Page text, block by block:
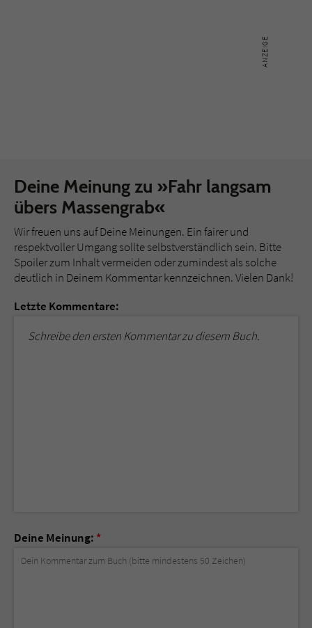
Deine Meinung zu »Fahr langsam
übers Massengrab«
Wir freuen uns auf Deine Meinungen. Ein fairer und
respektvoller Umgang sollte selbstverständlich sein. Bitte
Spoiler zum Inhalt vermeiden oder zumindest als solche
deutlich in Deinem Kommentar kennzeichnen. Vielen Dank!
Letzte Kommentare:
Schreibe den ersten Kommentar zu diesem Buch.
Deine Meinung: *